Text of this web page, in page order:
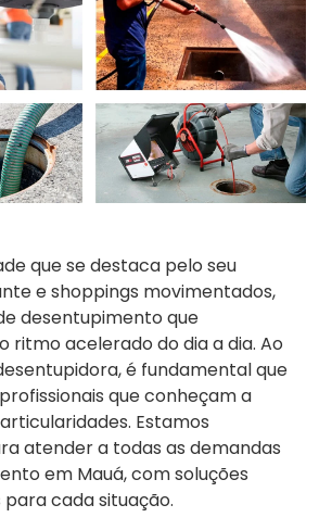
que se destaca pelo seu
e shoppings movimentados,
desentupimento que
ritmo acelerado do dia a dia. Ao
é fundamental que
que conheçam a
Estamos
atender a todas as demandas
em Mauá, com soluções
cada situação.